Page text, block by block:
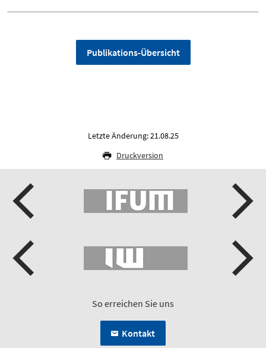
Publikations-Übersicht
Letzte Änderung: 21.08.25
Druckversion
So erreichen Sie uns
Kontakt